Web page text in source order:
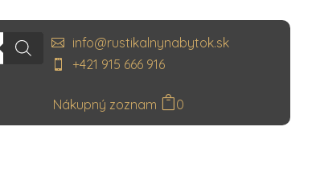
info@rustikalnynabytok.sk
+421 915 666 916
0